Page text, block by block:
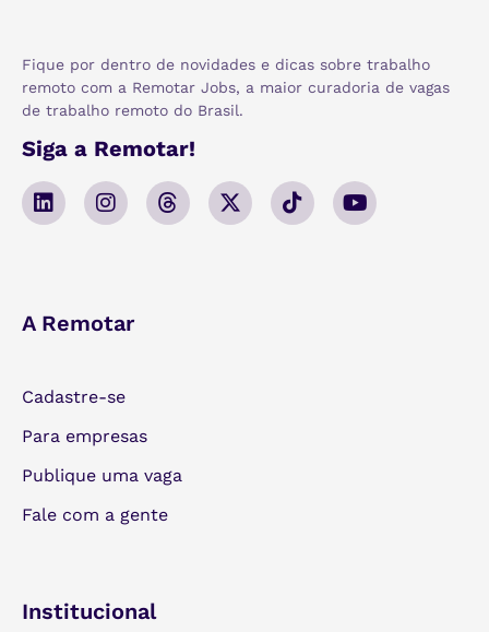
Fique por dentro de novidades e dicas sobre trabalho
remoto com a Remotar Jobs, a maior curadoria de vagas
de trabalho remoto do Brasil.
Siga a Remotar!
A Remotar
Cadastre-se
Para empresas
Publique uma vaga
Fale com a gente
Institucional